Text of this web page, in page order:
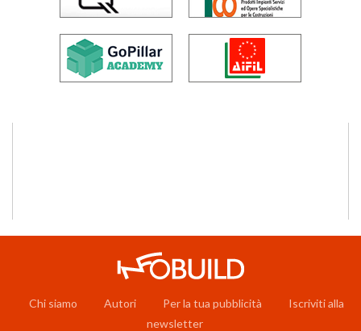
Chi siamo Autori Per la tua pubblicità
Iscriviti alla
newsletter